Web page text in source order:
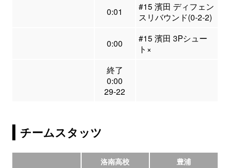
0:01
#15 濱田 ディフェン
スリバウンド(0-2-2)
0:00
#15 濱田 3Pシュー
ト×
終了
0:00
29-22
チームスタッツ
洛南高校 豊浦